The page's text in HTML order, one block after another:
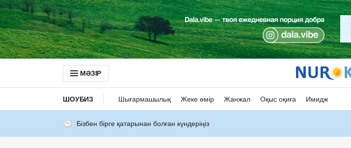
МӘЗІР
ШОУБИЗ Шығармашылық Жеке өмір Жанжал Оқыс оқиға Имидж
Бізбен бірге қатарынан болған күндеріңіз